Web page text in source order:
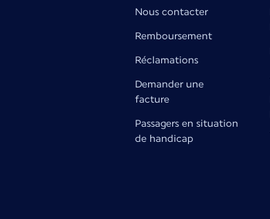
Nous contacter
Remboursement
Réclamations
Demander une
facture
Passagers en situation
de handicap